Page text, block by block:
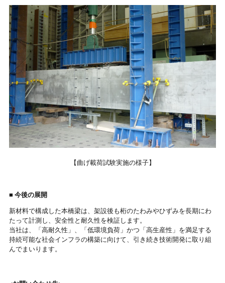
【曲げ載荷試験実施の様子】
■ 今後の展開
新材料で構成した本橋梁は、架設後も桁のたわみやひずみを長期にわ
たって計測し、安全性と耐久性を検証します。
当社は、「高耐久性」、「低環境負荷」かつ「高生産性」を満足する
持続可能な社会インフラの構築に向けて、引き続き技術開発に取り組
んでまいります。